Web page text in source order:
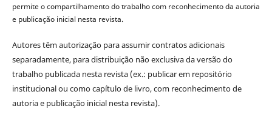
permite o compartilhamento do trabalho com reconhecimento da autoria
e publicação inicial nesta revista.
Autores têm autorização para assumir contratos adicionais
separadamente, para distribuição não exclusiva da versão do
trabalho publicada nesta revista (ex.: publicar em repositório
institucional ou como capítulo de livro, com reconhecimento de
autoria e publicação inicial nesta revista).